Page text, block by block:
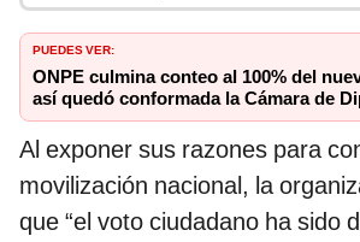
PUEDES VER:
ONPE culmina conteo al 100% del
así quedó conformada la Cámara de
Al exponer sus razones para
movilización nacional, la
que “el voto ciudadano ha sido